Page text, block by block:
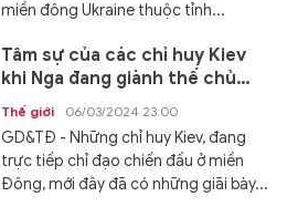
miền đông Ukraine thuộc tỉnh...
Tâm sự của các chỉ huy Kiev
khi Nga đang giành thế chủ
động
Thế giới 06/03/2024 23:00
GD&TĐ - Những chỉ huy Kiev, đang
trực tiếp chỉ đạo chiến đấu ở miền
Đông, mới đây đã có những giãi bày...